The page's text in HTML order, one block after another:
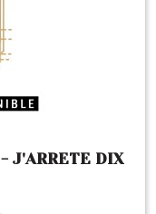
J'ARRETE DIX